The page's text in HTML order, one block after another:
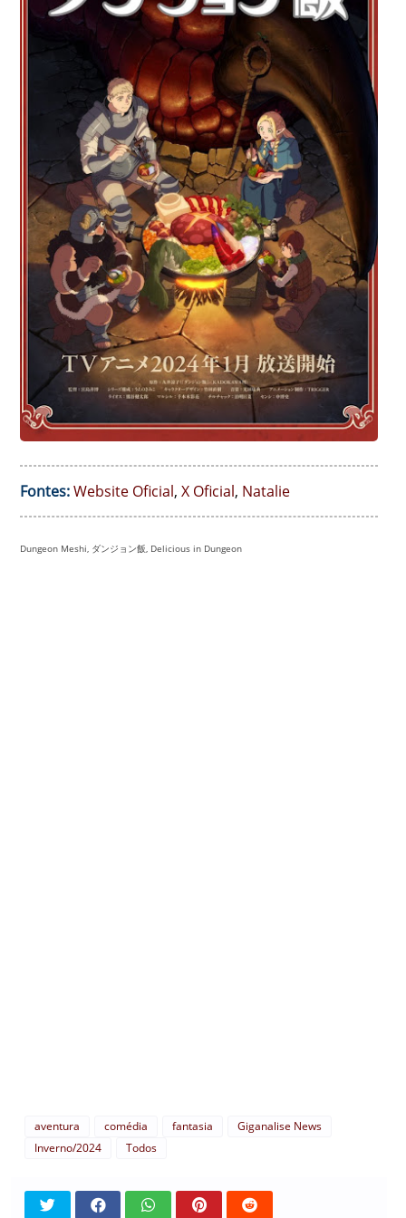
Fontes:Website Oficial, X Oficial, Natalie
Dungeon Meshi, ダンジョン飯, Delicious in Dungeon
aventura comédia fantasia
Giganalise News
Inverno/2024
Todos